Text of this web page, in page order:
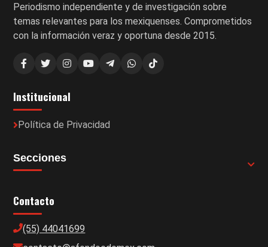
Periodismo independiente y de investigación sobre
temas relevantes para los mexiquenses. Comprometidos
con la información veraz y oportuna desde 2015.
Institucional
Política de Privacidad
Secciones
Contacto
(55) 44041699